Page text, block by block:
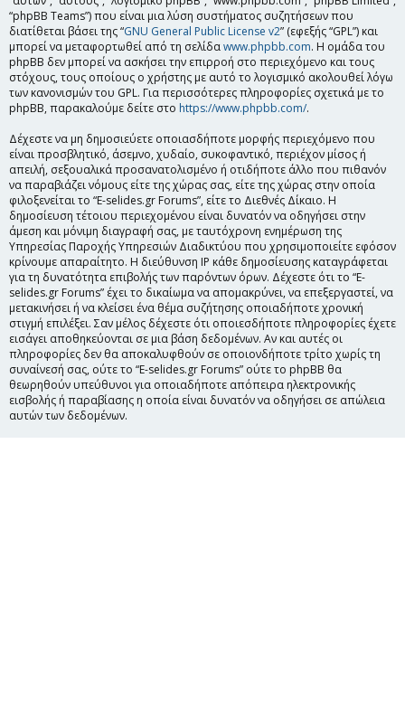
“phpBB Teams”) που είναι μια λύση συστήματος συζητήσεων που
διατίθεται βάσει της “GNU General Public License v2” (εφεξής “GPL”) και
μπορεί να μεταφορτωθεί από τη σελίδαwww.phpbb.com. Η ομάδα του
phpBB δεν μπορεί να ασκήσει την επιρροή στο περιεχόμενο και τους
στόχους, τους οποίους ο χρήστης με αυτό το λογισμικό ακολουθεί λόγω
των κανονισμών του GPL. Για περισσότερες πληροφορίες σχετικά με το
phpBB, παρακαλούμε δείτε στο https://www.phpbb.com/.
Δέχεστε να μη δημοσιεύετε οποιασδήποτε μορφής περιεχόμενο που
είναι προσβλητικό, άσεμνο, χυδαίο, συκοφαντικό, περιέχον μίσος ή
απειλή, σεξουαλικά προσανατολισμένο ή οτιδήποτε άλλο που πιθανόν
να παραβιάζει νόμους είτε της χώρας σας, είτε της χώρας στην οποία
φιλοξενείται το “E-selides.gr Forums”, είτε το Διεθνές Δίκαιο. Η
δημοσίευση τέτοιου περιεχομένου είναι δυνατόν να οδηγήσει στην
άμεση και μόνιμη διαγραφή σας, με ταυτόχρονη ενημέρωση της
Υπηρεσίας Παροχής Υπηρεσιών Διαδικτύου που χρησιμοποιείτε εφόσον
κρίνουμε απαραίτητο. Η διεύθυνση IP κάθε δημοσίευσης καταγράφεται
για τη δυνατότητα επιβολής των παρόντων όρων. Δέχεστε ότι το “E-
selides.gr Forums” έχει το δικαίωμα να απομακρύνει, να επεξεργαστεί, να
μετακινήσει ή να κλείσει ένα θέμα συζήτησης οποιαδήποτε χρονική
στιγμή επιλέξει. Σαν μέλος δέχεστε ότι οποιεσδήποτε πληροφορίες έχετε
εισάγει αποθηκεύονται σε μια βάση δεδομένων. Αν και αυτές οι
πληροφορίες δεν θα αποκαλυφθούν σε οποιονδήποτε τρίτο χωρίς τη
συναίνεσή σας, ούτε το “E-selides.gr Forums” ούτε το phpBB θα
θεωρηθούν υπεύθυνοι για οποιαδήποτε απόπειρα ηλεκτρονικής
εισβολής ή παραβίασης η οποία είναι δυνατόν να οδηγήσει σε απώλεια
αυτών των δεδομένων.